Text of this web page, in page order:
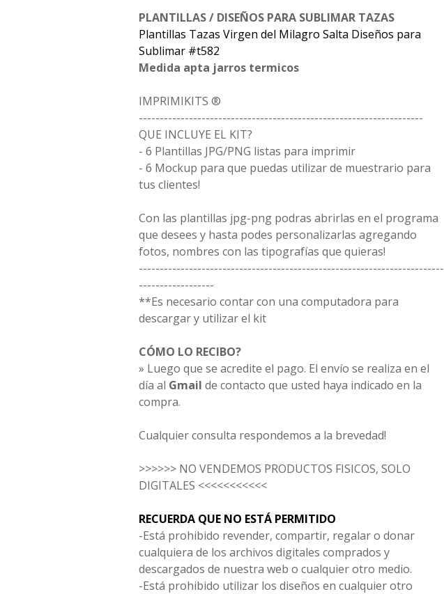
PLANTILLAS / DISEÑOS PARA SUBLIMAR TAZAS
Plantillas Tazas Virgen del Milagro Salta Diseños para
Sublimar #t582
Medida apta jarros termicos
IMPRIMIKITS ®
--------------------------------------------------------------------
QUE INCLUYE EL KIT?
- 6 Plantillas JPG/PNG listas para imprimir
- 6 Mockup para que puedas utilizar de muestrario para
tus clientes!
Con las plantillas jpg-png podras abrirlas en el programa
que desees y hasta podes personalizarlas agregando
fotos, nombres con las tipografías que quieras!
-------------------------------------------------------------------------
------------------
**Es necesario contar con una computadora para
descargar y utilizar el kit
CÓMO LO RECIBO?
» Luego que se acredite el pago. El envío se realiza en el
día al Gmail de contacto que usted haya indicado en la
compra.
Cualquier consulta respondemos a la brevedad!
>>>>>> NO VENDEMOS PRODUCTOS FISICOS, SOLO
DIGITALES <<<<<<<<<<<
RECUERDA QUE NO ESTÁ PERMITIDO
-Está prohibido revender, compartir, regalar o donar
cualquiera de los archivos digitales comprados y
descargados de nuestra web o cualquier otro medio.
-Está prohibido utilizar los diseños en cualquier otro